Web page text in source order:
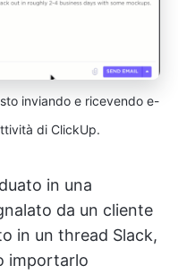
inviando e ricevendo e-
di ClickUp.
in una
da un cliente
in un thread Slack,
importarlo